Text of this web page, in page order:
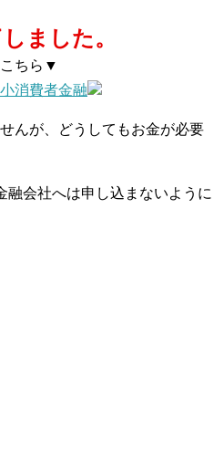
ました。
ちら▼
消費者金融
んが、どうしてもお金が必要
融会社へは申し込まないように